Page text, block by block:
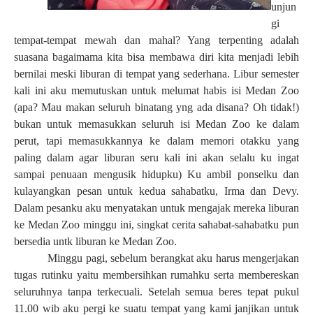
unjun
gi
tempat-tempat mewah dan mahal? Yang terpenting adalah
suasana bagaimama kita bisa membawa diri kita menjadi lebih
bernilai meski liburan di tempat yang sederhana. Libur semester
kali ini aku memutuskan untuk melumat habis isi Medan Zoo
(apa? Mau makan seluruh binatang yng ada disana? Oh tidak!)
bukan untuk memasukkan seluruh isi Medan Zoo ke dalam
perut, tapi memasukkannya ke dalam memori otakku yang
paling dalam agar liburan seru kali ini akan selalu ku ingat
sampai penuaan mengusik hidupku) Ku ambil ponselku dan
kulayangkan pesan untuk kedua sahabatku, Irma dan Devy.
Dalam pesanku aku menyatakan untuk mengajak mereka liburan
ke Medan Zoo minggu ini, singkat cerita sahabat-sahabatku pun
bersedia untk liburan ke Medan Zoo.
Minggu pagi, sebelum berangkat aku harus mengerjakan
tugas rutinku yaitu membersihkan rumahku serta membereskan
seluruhnya tanpa terkecuali. Setelah semua beres tepat pukul
11.00 wib aku pergi ke suatu tempat yang kami janjikan untuk